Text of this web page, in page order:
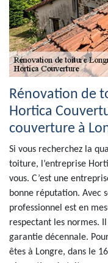
Rénovation de
Hortica
couverture à
Si vous recherchez la
toiture, l’entreprise
vous. C’est une
bonne réputation. Avec
professionnel est en
respectant les normes.
garantie décennale.
êtes à Longre, dans le